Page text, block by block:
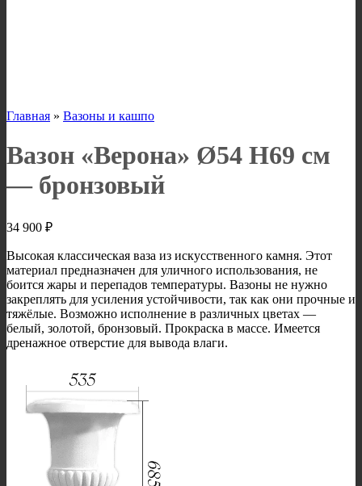
Главная » Вазоны и кашпо
Вазон «Верона» Ø54 H69 см
— бронзовый
34 900 ₽
Высокая классическая ваза из искусственного камня. Этот
материал предназначен для уличного использования, не
боится жары и перепадов температуры. Вазоны не нужно
закреплять для усиления устойчивости, так как они прочные и
тяжёлые. Возможно исполнение в различных цветах —
белый, золотой, бронзовый. Прокраска в массе. Имеется
дренажное отверстие для вывода влаги.